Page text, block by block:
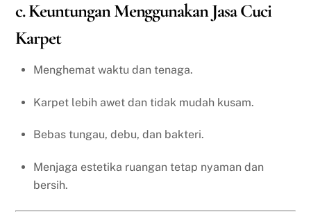
c. Keuntungan Menggunakan Jasa Cuci
Karpet
Menghemat waktu dan tenaga.
Karpet lebih awet dan tidak mudah kusam.
Bebas tungau, debu, dan bakteri.
Menjaga estetika ruangan tetap nyaman dan
bersih.